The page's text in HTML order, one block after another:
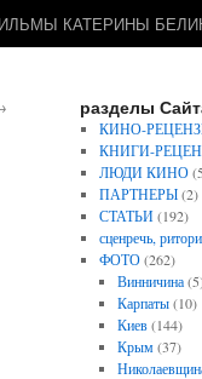
КАТЕРИНЫ
разделы
КИНО-
КНИГИ-
ЛЮДИ КИНО
ПАРТНЕРЫ(2)
СТАТЬИ(192)
сценречь,
ФОТО(262)
Винничина
Карпаты(10)
Киев(144)
Крым(37)